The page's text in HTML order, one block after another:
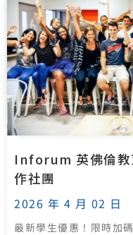
Inforum 英佛倫教
作社團
2026 年 4 月 02 日
最新學生優惠！限時加